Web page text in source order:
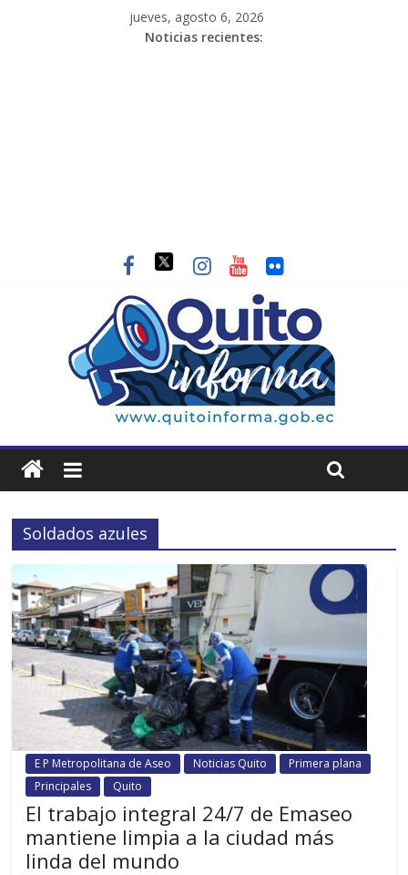
jueves, agosto 6, 2026
Noticias recientes:
Soldados azules
E P Metropolitana de Aseo Noticias Quito
Primera plana
Principales
Quito
El trabajo integral 24/7 de Emaseo
mantiene limpia a la ciudad más
linda del mundo